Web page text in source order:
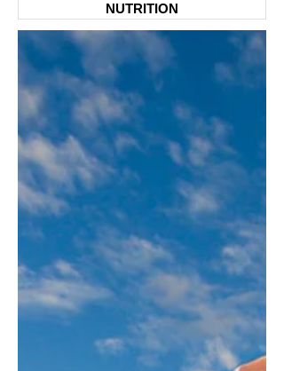
NUTRITION